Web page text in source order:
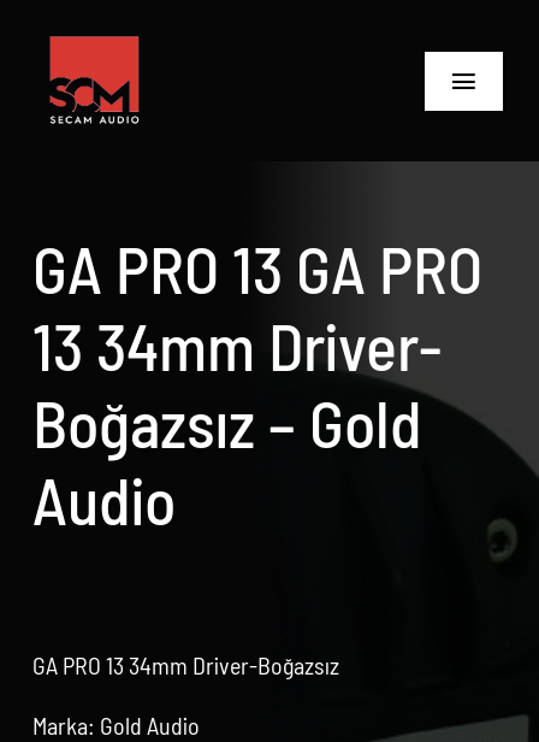
content
Toggle
Biz Kimiz
Neler Yaptık
Neler Yapıyoruz?
İletişime Geç
GA PRO 13 GA PRO
13 34mm Driver-
Boğazsız – Gold
Audio
GA PRO 13 34mm Driver-Boğazsız
Marka: Gold Audio